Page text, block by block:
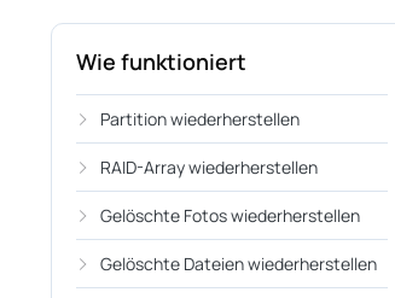
Wie funktioniert
Partition wiederherstellen
RAID-Array wiederherstellen
Gelöschte Fotos wiederherstellen
Gelöschte Dateien wiederherstellen